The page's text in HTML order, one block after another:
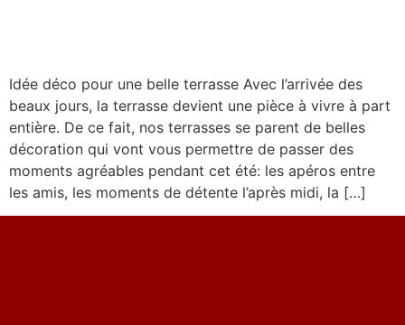
Idée déco pour une belle terrasse Avec l’arrivée des
beaux jours, la terrasse devient une pièce à vivre à part
entière. De ce fait, nos terrasses se parent de belles
décoration qui vont vous permettre de passer des
moments agréables pendant cet été: les apéros entre
les amis, les moments de détente l’après midi, la […]